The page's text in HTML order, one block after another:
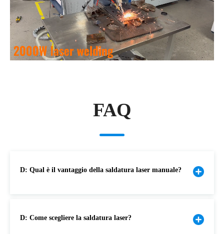
FAQ
D: Qual è il vantaggio della saldatura laser manuale?
D: Come scegliere la saldatura laser?